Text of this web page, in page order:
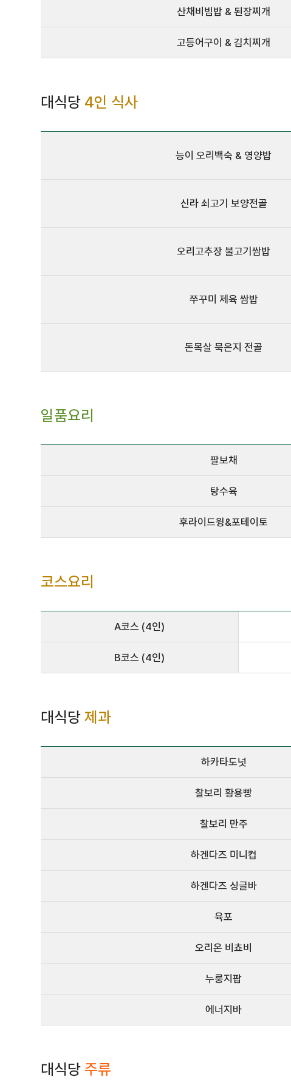
산채비빔밥 & 된장찌개
고등어구이 & 김치찌개
대식당 4인 식사
능이 오리백숙 & 영양밥
신라 쇠고기 보양전골
오리고추장 불고기쌈밥
쭈꾸미 제육 쌈밥
돈목살 묵은지 전골
일품요리
팔보채
탕수육
후라이드윙&포테이토
코스요리
A코스 (4인)
B코스 (4인)
대식당제과
하카타도넛
찰보리 황용빵
찰보리 만주
하겐다즈 미니컵
하겐다즈 싱글바
육포
오리온 비쵸비
누룽지팝
에너지바
대식당 주류